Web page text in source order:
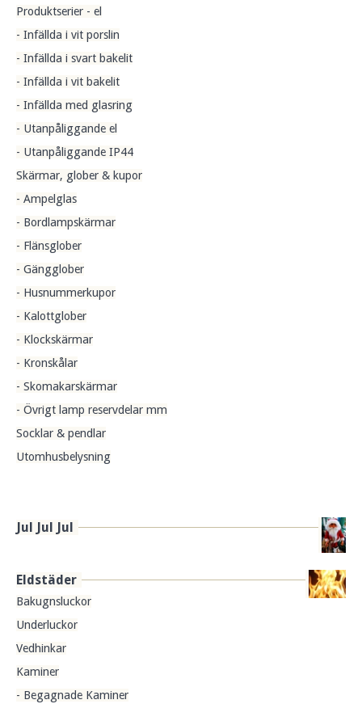
Produktserier - el
- Infällda i vit porslin
- Infällda i svart bakelit
- Infällda i vit bakelit
- Infällda med glasring
- Utanpåliggande el
- Utanpåliggande IP44
Skärmar, glober & kupor
- Ampelglas
- Bordlampskärmar
- Flänsglober
- Gängglober
- Husnummerkupor
- Kalottglober
- Klockskärmar
- Kronskålar
- Skomakarskärmar
- Övrigt lamp reservdelar mm
Socklar & pendlar
Utomhusbelysning
Jul Jul Jul
Eldstäder
Bakugnsluckor
Underluckor
Vedhinkar
Kaminer
- Begagnade Kaminer